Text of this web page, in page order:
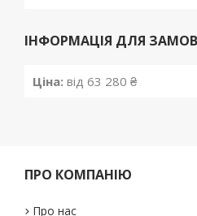
ІНФОРМАЦІЯ ДЛЯ
Ціна: від 63 280 ₴
ПРО КОМПАНІЮ
Про нас